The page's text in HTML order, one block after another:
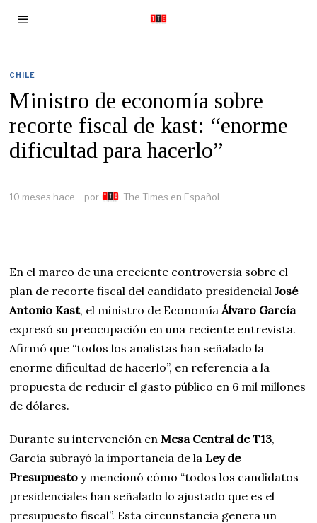
CHILE
Ministro de economía sobre
recorte fiscal de kast: “enorme
dificultad para hacerlo”
10 meses hace por The Times en Español
En el marco de una creciente controversia sobre el
plan de recorte fiscal del candidato presidencialJosé
Antonio Kast, el ministro de EconomíaÁlvaro García
expresó su preocupación en una reciente entrevista.
Afirmó que “todos los analistas han señalado la
enorme dificultad de hacerlo”, en referencia a la
propuesta de reducir el gasto público en 6 mil millones
de dólares.
Durante su intervención enMesa Central de T13,
García subrayó la importancia de laLey de
Presupuesto y mencionó cómo “todos los candidatos
presidenciales han señalado lo ajustado que es el
presupuesto fiscal”. Esta circunstancia genera un